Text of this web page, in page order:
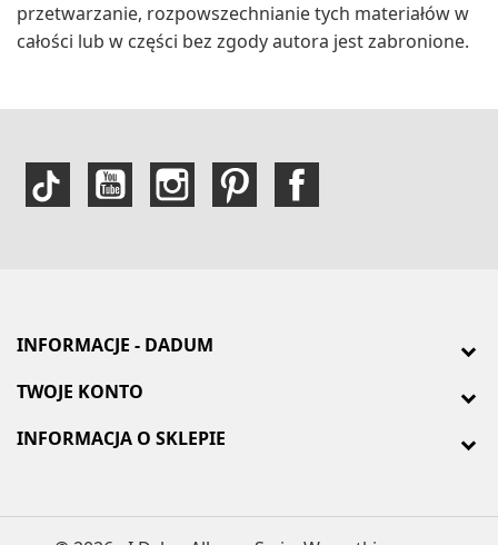
przetwarzanie, rozpowszechnianie tych materiałów w
całości lub w części bez zgody autora jest zabronione.
INFORMACJE - DADUM
TWOJE KONTO
INFORMACJA O SKLEPIE